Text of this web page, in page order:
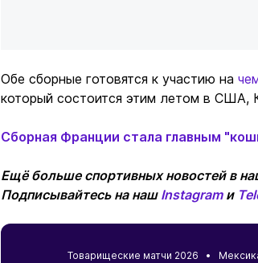
Обе сборные готовятся к участию на
который состоится этим летом в США,
Сборная Франции стала главным
Ещё больше спортивных новостей в
Подписывайтесь на наш Instagramи
Товарищеские матчи 2026 •